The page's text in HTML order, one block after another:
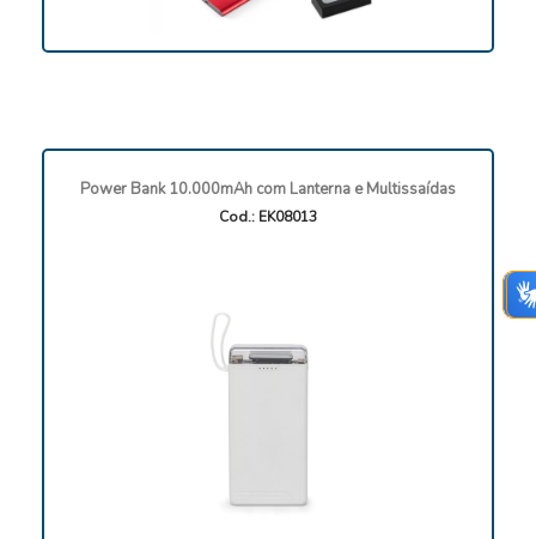
Power Bank 10.000mAh com Lanterna e Multissaídas
Cod.: EK08013